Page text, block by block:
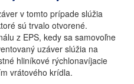
v tomto prípade slúžia
sú trvalo otvorené.
z EPS, kedy sa samovoľne
uzáver slúžia na
hliníkové rýchlonavíjacie
vrátového krídla.